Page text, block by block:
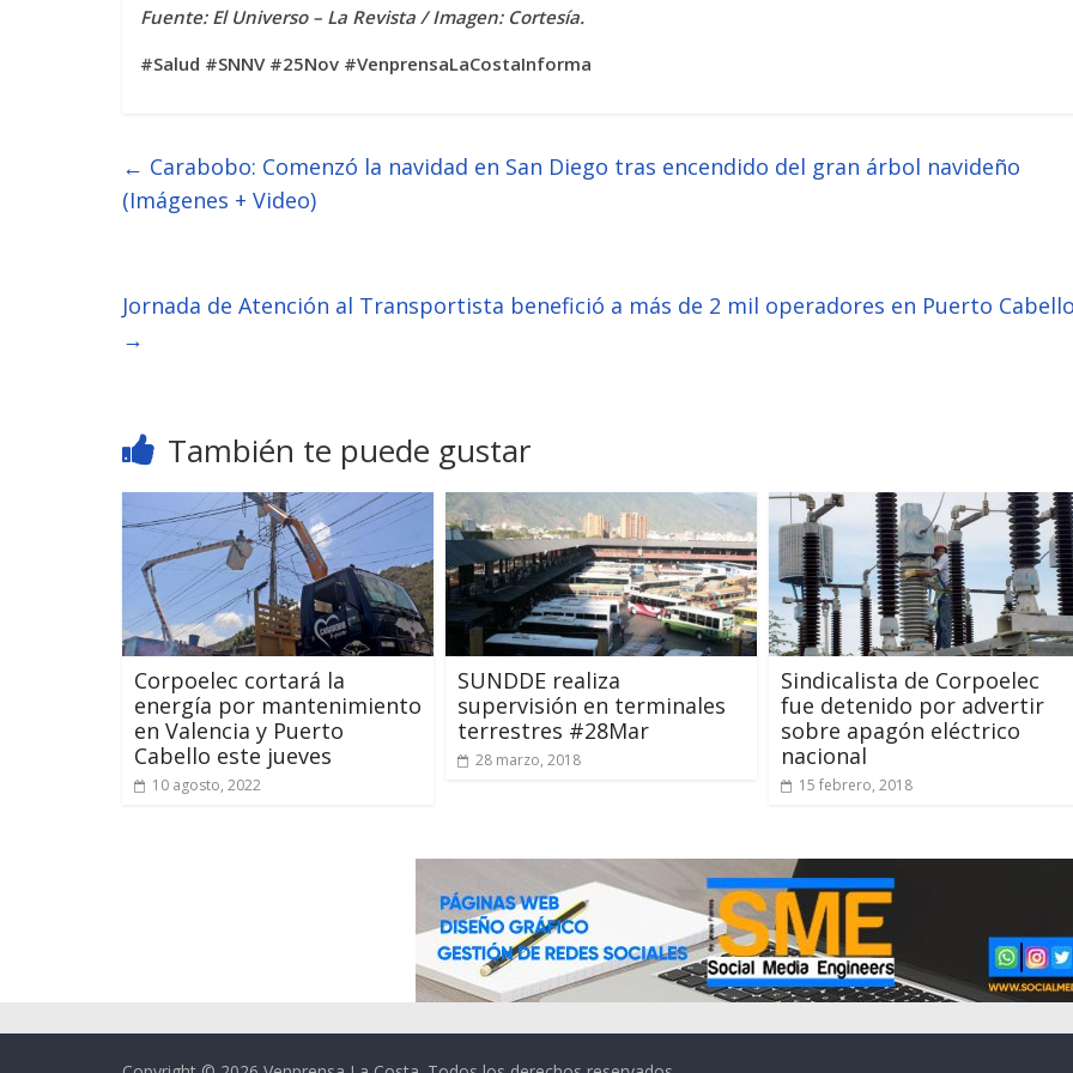
Fuente: El Universo – La Revista / Imagen: Cortesía.
#Salud #SNNV #25Nov #VenprensaLaCostaInforma
← Carabobo: Comenzó la navidad en San Diego tras encendido del gran árbol navideño
(Imágenes + Video)
Jornada de Atención al Transportista benefició a más de 2 mil operadores en Puerto
→
También te puede gustar
Corpoelec cortará la
energía por mantenimiento
en Valencia y Puerto
Cabello este jueves
10 agosto, 2022
SUNDDE realiza
supervisión en terminales
terrestres #28Mar
28 marzo, 2018
Sindicalista de Corpoelec
fue detenido por advertir
sobre apagón eléctrico
nacional
15 febrero, 2018